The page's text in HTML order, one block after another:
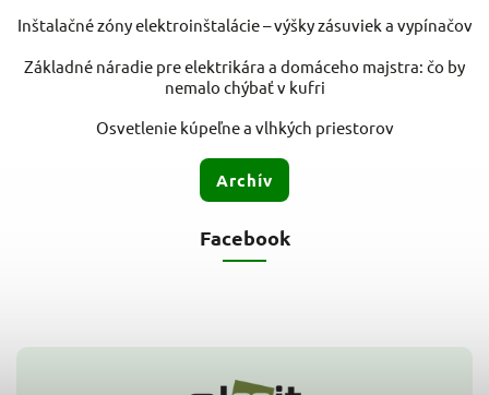
Inštalačné zóny elektroinštalácie – výšky zásuviek a vypínačov
Základné náradie pre elektrikára a domáceho majstra: čo by
nemalo chýbať v kufri
Osvetlenie kúpeľne a vlhkých priestorov
Archív
Facebook